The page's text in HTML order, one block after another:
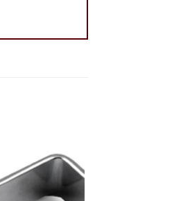
Add to
wishlist